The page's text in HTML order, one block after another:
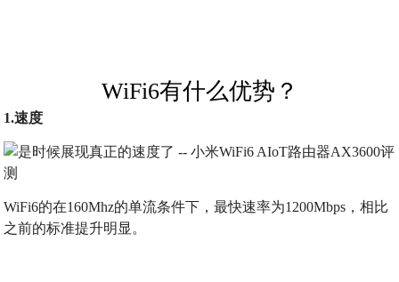
WiFi6有什么优势？
1.速度
WiFi6的在160Mhz的单流条件下，最快速率为1200Mbps，相比
之前的标准提升明显。